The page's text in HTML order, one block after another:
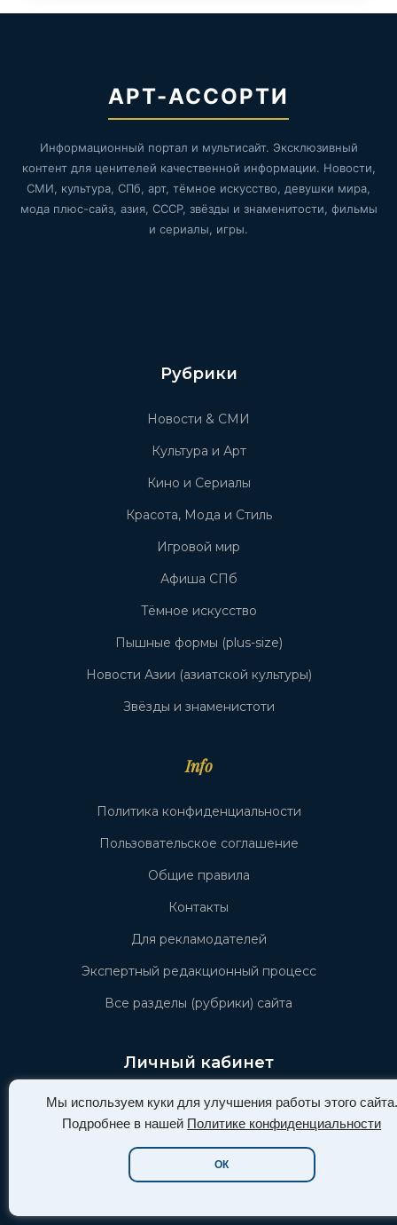
Мы используем куки для улучшения работы этого сайта.
Подробнее в нашей Политике конфиденциальности
ОК
АРТ-АССОРТИ
Информационный портал и мультисайт. Эксклюзивный
контент для ценителей качественной информации. Новости,
СМИ, культура, СПб, арт, тёмное искусство, девушки мира,
мода плюс-сайз, азия, СССР, звёзды и знаменитости, фильмы
и сериалы, игры.
Рубрики
Новости & СМИ
Культура и Арт
Кино и Сериалы
Красота, Мода и Стиль
Игровой мир
Афиша СПб
Тёмное искусство
Пышные формы (plus-size)
Новости Азии (азиатской культуры)
Звёзды и знаменистоти
Info
Политика конфиденциальности
Пользовательское соглашение
Общие правила
Контакты
Для рекламодателей
Экспертный редакционный процесс
Все разделы (рубрики) сайта
Личный кабинет
ВОЙТИ
РЕГИСТРАЦИЯ